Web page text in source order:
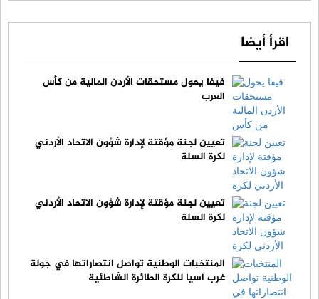
اقرأ أيضا
فيفا يحول مستحقات الأردن المالية من كأس
العرب
تعيين لجنة مؤقتة لإدارة شؤون الاتحاد الأردني
لكرة السلة
تعيين لجنة مؤقتة لإدارة شؤون الاتحاد الأردني
لكرة السلة
المنتخبات الوطنية تواصل انتصاراتها في جولة
غرب آسيا للكرة الطائرة الشاطئية